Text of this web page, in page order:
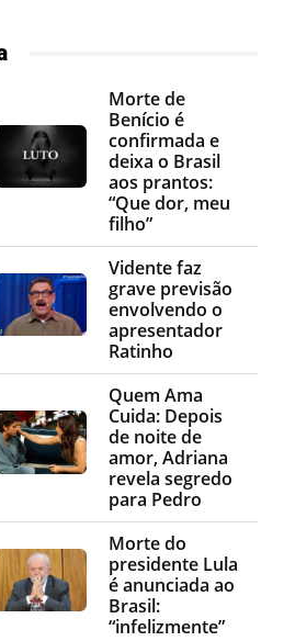
Morte de
Benício é
confirmada e
deixa o Brasil
aos prantos:
“Que dor, meu
filho”
Vidente faz
grave previsão
envolvendo o
apresentador
Ratinho
Quem Ama
Cuida: Depois
de noite de
amor, Adriana
revela segredo
para Pedro
Morte do
presidente Lula
é anunciada ao
Brasil:
“infelizmente”